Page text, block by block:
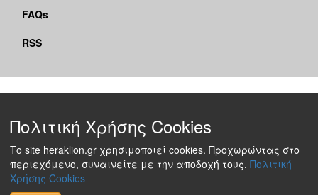
FAQs
RSS
Πολιτική Χρήσης Cookies
Το site heraklion.gr χρησιμοποιεί cookies. Προχωρώντας στο
περιεχόμενο, συναινείτε με την αποδοχή τους. Πολιτική
Χρήσης Cookies